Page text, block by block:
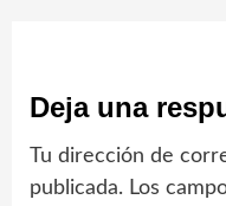
Deja una
Tu dirección de
publicada. Los